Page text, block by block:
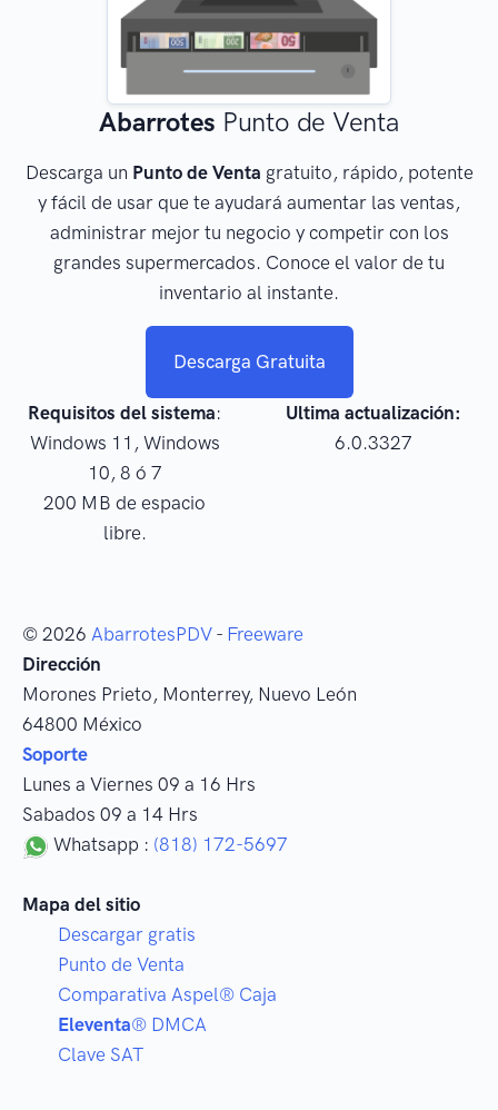
Abarrotes Punto de Venta
Descarga un Punto de Venta gratuito, rápido, potente
y fácil de usar que te ayudará aumentar las ventas,
administrar mejor tu negocio y competir con los
grandes supermercados. Conoce el valor de tu
inventario al instante.
Descarga Gratuita
Requisitos del sistema:
Windows 11, Windows
10, 8 ó 7
200 MB de espacio
libre.
Ultima actualización:
6.0.3327
© 2026 AbarrotesPDV - Freeware
Dirección
Morones Prieto, Monterrey, Nuevo León
64800 México
Soporte
Lunes a Viernes 09 a 16 Hrs
Sabados 09 a 14 Hrs
Whatsapp : (818) 172-5697
Mapa del sitio
Descargar gratis
Punto de Venta
Comparativa Aspel® Caja
Eleventa® DMCA
Clave SAT